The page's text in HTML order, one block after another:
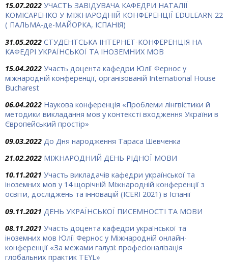
15.07.2022 УЧАСТЬ ЗАВІДУВАЧА КАФЕДРИ НАТАЛІЇ
КОМІСАРЕНКО У МІЖНАРОДНІЙ КОНФЕРЕНЦІЇ EDULEARN 22
( ПАЛЬМА-де-МАЙОРКА, ІСПАНІЯ)
31.05.2022 СТУДЕНТСЬКА ІНТЕРНЕТ-КОНФЕРЕНЦІЯ НА
КАФЕДРІ УКРАЇНСЬКОЇ ТА ІНОЗЕМНИХ МОВ
15.04.2022 Участь доцента кафедри Юлії Фернос у
міжнародній конференції, організованій International House
Bucharest
06.04.2022 Наукова конференція «Проблеми лінгвістики й
методики викладання мов у контексті входження України в
Європейський простір»
09.03.2022 До Дня народження Тараса Шевченка
21.02.2022 МІЖНАРОДНИЙ ДЕНЬ РІДНОЇ МОВИ
10.11.2021 Участь викладачів кафедри української та
іноземних мов у 14 щорічній Міжнародній конференції з
освіти, досліджень та інновацій (ICERI 2021) в Іспанії
09.11.2021 ДЕНЬ УКРАЇНСЬКОЇ ПИСЕМНОСТІ ТА МОВИ
08.11.2021 Участь доцента кафедри української та
іноземних мов Юлії Фернос у Міжнародній онлайн-
конференції «За межами галузі: професіоналізація
глобальних практик TEYL»